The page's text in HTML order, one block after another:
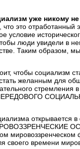
уже никому не
это отработанный
люди увидели в
Таким образом,
чтобы социализм
желанным для
стремления
ПЕРЕДОВОГО
открывается
мировоззренческом
своего времени